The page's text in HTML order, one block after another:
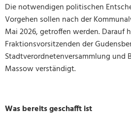
Die notwendigen politischen
Vorgehen sollen nach der
Mai 2026, getroffen werden. Darauf
Fraktionsvorsitzenden der
Stadtverordnetenversammlung und
Massow verständigt.
Was bereits geschafft ist